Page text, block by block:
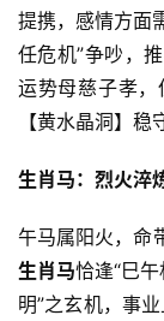
提携，感情方面
任危机”争吵，
运势母慈子孝，
【黄水晶洞】稳
生肖马：烈火淬
午马属阳火，命
生肖马恰逢“巳
明”之玄机，事业